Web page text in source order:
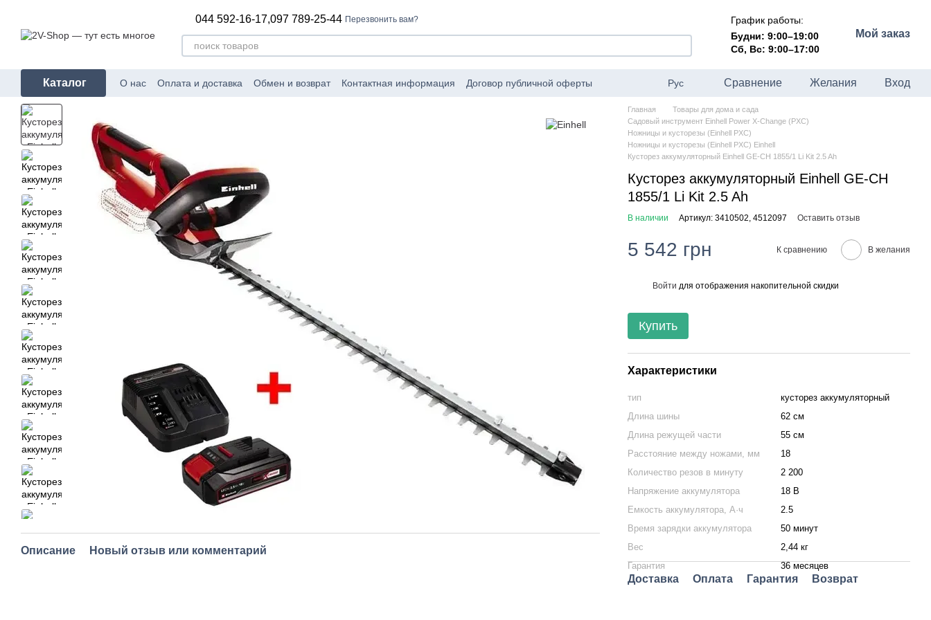
044 592-16-17,097 789-25-44 Перезвонить вам?
График работы:
Будни: 9:00–19:00
Сб, Вс: 9:00–17:00
Мой заказ
Каталог О нас Оплата и доставка Обмен и возврат Контактная информация Договор публичной оферты Рус Сравнение Желания Вход
Описание Новый отзыв или комментарий
Главная
Товары для дома и сада
Садовый инструмент Einhell Power X-Change (PXC)
Ножницы и кусторезы (Einhell PXC)
Ножницы и кусторезы (Einhell PXC) Einhell
Кусторез аккумуляторный Einhell GE-CH 1855/1 Li Kit 2.5 Ah
Кусторез аккумуляторный Einhell GE-CH
1855/1 Li Kit 2.5 Ah
В наличии Артикул: 3410502, 4512097 Оставить отзыв
5 542 грн К сравнению В желания
Войти для отображения накопительной скидки
Купить
Характеристики
тип
кусторез аккумуляторный
Длина шины
62 см
Длина режущей части
55 см
Расстояние между ножами, мм
18
Количество резов в минуту
2 200
Напряжение аккумулятора
18 В
Емкость аккумулятора, А·ч
2.5
Время зарядки аккумулятора
50 минут
Вес
2,44 кг
Гарантия
36 месяцев
Доставка Оплата Гарантия Возврат